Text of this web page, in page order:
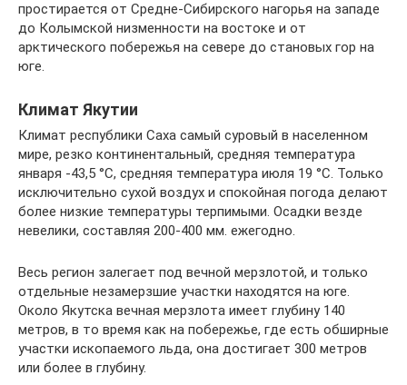
простирается от Средне-Сибирского нагорья на западе
до Колымской низменности на востоке и от
арктического побережья на севере до становых гор на
юге.
Климат Якутии
Климат республики Саха самый суровый в населенном
мире, резко континентальный, средняя температура
января -43,5 °C, средняя температура июля 19 °C. Только
исключительно сухой воздух и спокойная погода делают
более низкие температуры терпимыми. Осадки везде
невелики, составляя 200-400 мм. ежегодно.
Весь регион залегает под вечной мерзлотой, и только
отдельные незамерзшие участки находятся на юге.
Около Якутска вечная мерзлота имеет глубину 140
метров, в то время как на побережье, где есть обширные
участки ископаемого льда, она достигает 300 метров
или более в глубину.